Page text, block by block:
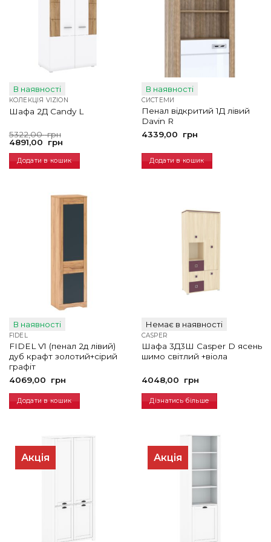
В наявності
КОЛЕКЦІЯ VIZION
Шафа 2Д Candy L
5322,00грн
Оригінальна
ціна:
5322,00
грн.
4891,00 грн
Поточна
ціна:
4891,00
грн.
Додати в кошик
В наявності
СИСТЕМИ
Пенал відкритий 1Д лівий
Davin R
4339,00
грн
Додати в кошик
В наявності
FIDEL
FIDEL V1 (пенал 2д лівий)
дуб крафт золотий+сірий
графіт
4069,00
грн
Додати в кошик
Немає в наявності
CASPER
Шафа 3Д3Ш Casper D ясень
шимо світлий +віола
4048,00 грн
Дізнатись більше
Акція Акція